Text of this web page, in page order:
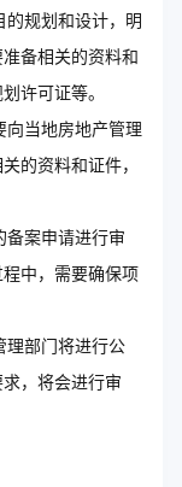
规划和设计，明
备相关的资料和
许可证等。
当地房地产管理
的资料和证件，
备案申请进行审
中，需要确保项
理部门将进行公
，将会进行审